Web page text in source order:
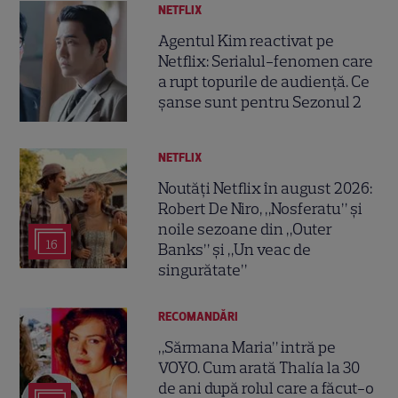
NETFLIX
Agentul Kim reactivat pe
Netflix: Serialul-fenomen care
a rupt topurile de audiență. Ce
șanse sunt pentru Sezonul 2
16
NETFLIX
Noutăți Netflix în august 2026:
Robert De Niro, „Nosferatu” și
noile sezoane din „Outer
Banks” și „Un veac de
singurătate”
RECOMANDĂRI
„Sărmana Maria” intră pe
VOYO. Cum arată Thalía la 30
de ani după rolul care a făcut-o